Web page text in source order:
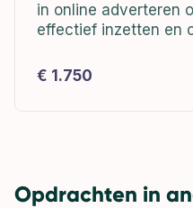
in online adverteren
effectief inzetten en
verantwoordelijk zijn
€ 1.750
Opdrachten in